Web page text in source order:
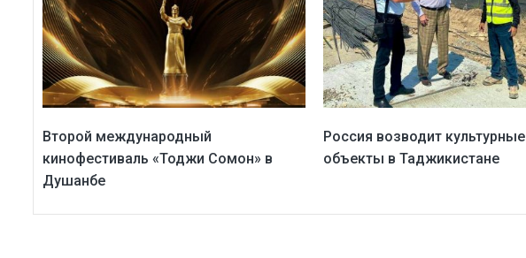
Второй международный
кинофестиваль «Тоджи Сомон» в
Душанбе
Россия возводит культурные
объекты в Таджикистане